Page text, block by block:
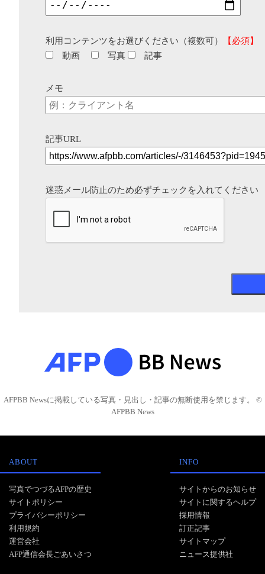
利用コンテンツをお選びください（複数可）
【必須】
動画
写真 記事
メモ
記事URL
迷惑メール防止のため必ずチェックを入れてください
AFPBB Newsに掲載している写真・見出し・記事の無断使用を禁じます。 ©
AFPBB News
ABOUT
写真でつづるAFPの歴史
サイトポリシー
プライバシーポリシー
利用規約
運営会社
AFP通信会長ごあいさつ
INFO
サイトからのお知らせ
サイトに関するヘルプ
採用情報
訂正記事
サイトマップ
ニュース提供社